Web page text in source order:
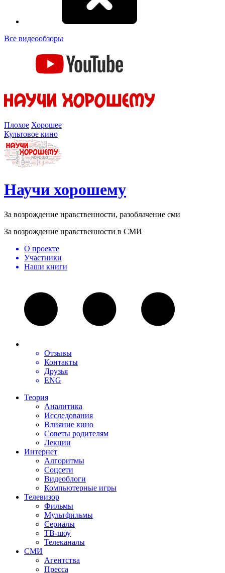
Все видеообзоры
Плохое Хорошее
Культовое кино
Научи хорошему
За возрождение нравственности, разоблачение сми
За возрождение нравственности в СМИ
О проекте
Участники
Наши книги
Отзывы
Контакты
Друзья
ENG
Теория
Аналитика
Исследования
Влияние кино
Советы родителям
Лекции
Интернет
Алгоритмы
Соцсети
Видеоблоги
Компьютерные игры
Телевизор
Фильмы
Мультфильмы
Сериалы
ТВ-шоу
Телеканалы
СМИ
Агентства
Пресса